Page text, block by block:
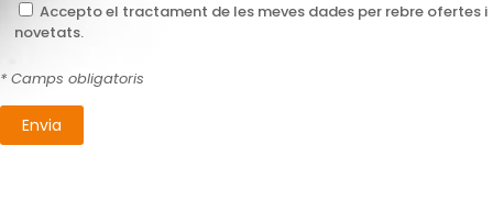
Accepto el tractament de les meves dades per rebre ofertes i
novetats.
* Camps obligatoris